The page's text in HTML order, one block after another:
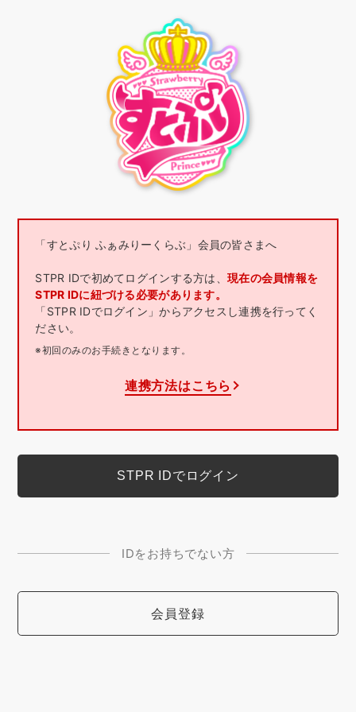
「すとぷり ふぁみりーくらぶ」会員の皆さまへ
STPR IDで初めてログインする方は、 現在の会員情報を
STPR IDに紐づける必要があります。
「STPR IDでログイン」からアクセスし連携を行ってく
ださい。
※初回のみのお手続きとなります。
連携方法はこちら
IDをお持ちでない方
会員登録